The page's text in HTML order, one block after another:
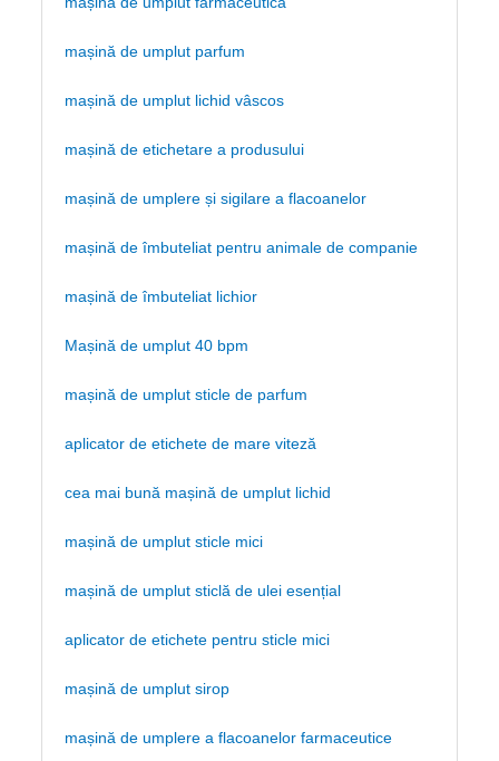
mașină de umplut parfum
mașină de umplut lichid vâscos
mașină de etichetare a produsului
mașină de umplere și sigilare a flacoanelor
mașină de îmbuteliat pentru animale de companie
mașină de îmbuteliat lichior
Mașină de umplut 40 bpm
mașină de umplut sticle de parfum
aplicator de etichete de mare viteză
cea mai bună mașină de umplut lichid
mașină de umplut sticle mici
mașină de umplut sticlă de ulei esențial
aplicator de etichete pentru sticle mici
mașină de umplut sirop
mașină de umplere a flacoanelor farmaceutice